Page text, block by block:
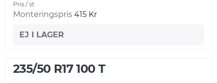
Pris / st
Monteringspris 415 Kr
EJ I LAGER
235/50 R17 100 T